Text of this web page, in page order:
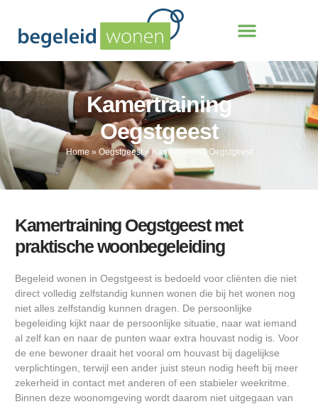
Kamertraining
Oegstgeest
Home » Oegstgeest»Kamertraining Oegstgeest
Kamertraining Oegstgeest met
praktische woonbegeleiding
Begeleid wonen in Oegstgeest is bedoeld voor cliënten die niet
direct volledig zelfstandig kunnen wonen die bij het wonen nog
niet alles zelfstandig kunnen dragen. De persoonlijke
begeleiding kijkt naar de persoonlijke situatie, naar wat iemand
al zelf kan en naar de punten waar extra houvast nodig is. Voor
de ene bewoner draait het vooral om houvast bij dagelijkse
verplichtingen, terwijl een ander juist steun nodig heeft bij meer
zekerheid in contact met anderen of een stabieler weekritme.
Binnen deze woonomgeving wordt daarom niet uitgegaan van